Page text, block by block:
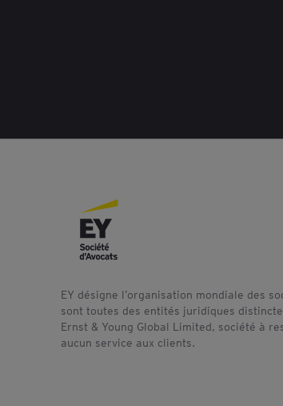
EY désigne l’organisation mondiale des
sont toutes des entités juridiques
Ernst & Young Global Limited, société à
aucun service aux clients.